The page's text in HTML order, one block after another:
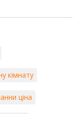
кімнату
ціна